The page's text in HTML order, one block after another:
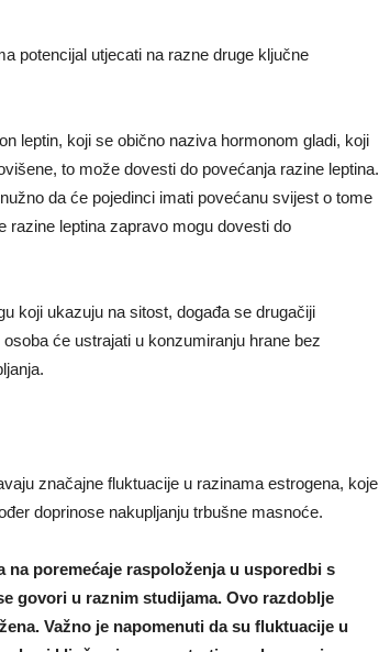
potencijal utjecati na razne druge ključne
leptin, koji se obično naziva hormonom gladi, koji
to može dovesti do povećanja razine leptina.
da će pojedinci imati povećanu svijest o tome
razine leptina zapravo mogu dovesti do
koji ukazuju na sitost, događa se drugačiji
će ustrajati u konzumiranju hrane bez
značajne fluktuacije u razinama estrogena, koje
doprinose nakupljanju trbušne masnoće.
na poremećaje raspoloženja u usporedbi s
govori u raznim studijama. Ovo razdoblje
Važno je napomenuti da su fluktuacije u